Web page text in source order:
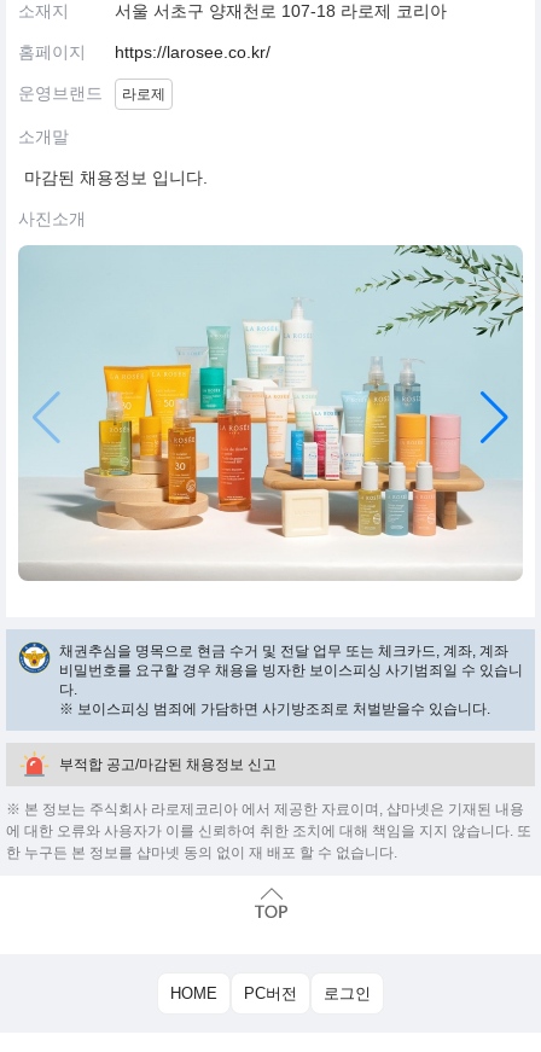
소재지 서울 서초구 양재천로 107-18 라로제 코리아
홈페이지 https://larosee.co.kr/
운영브랜드 라로제
소개말
마감된 채용정보 입니다.
사진소개
채권추심을 명목으로 현금 수거 및 전달 업무 또는 체크카드, 계좌, 계좌
비밀번호를 요구할 경우 채용을 빙자한 보이스피싱 사기범죄일 수 있습니
다.
※ 보이스피싱 범죄에 가담하면 사기방조죄로 처벌받을수 있습니다.
부적합 공고/마감된 채용정보 신고
※ 본 정보는 주식회사 라로제코리아 에서 제공한 자료이며, 샵마넷은 기재된 내용
에 대한 오류와 사용자가 이를 신뢰하여 취한 조치에 대해 책임을 지지 않습니다. 또
한 누구든 본 정보를 샵마넷 동의 없이 재 배포 할 수 없습니다.
HOME PC버전 로그인